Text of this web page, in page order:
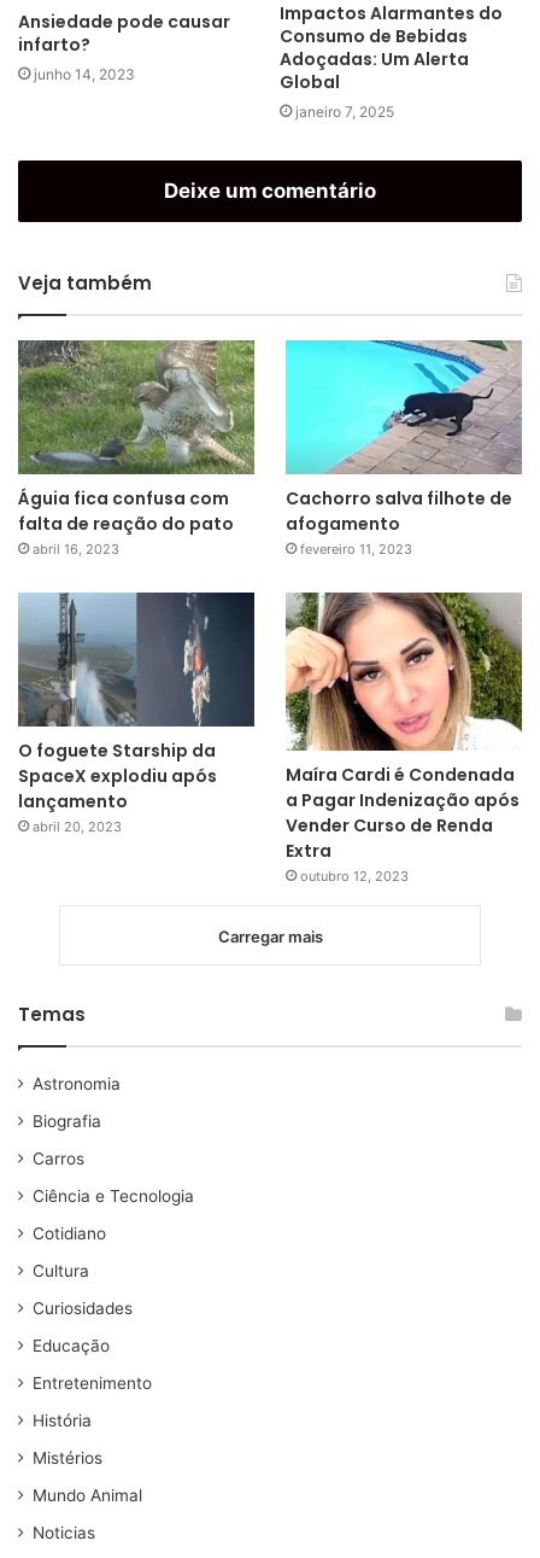
Ansiedade pode causar
infarto?
junho 14, 2023
Impactos Alarmantes do
Consumo de Bebidas
Adoçadas: Um Alerta
Global
janeiro 7, 2025
Deixe um comentário
Veja também
Águia fica confusa com
falta de reação do pato
abril 16, 2023
Cachorro salva filhote de
afogamento
fevereiro 11, 2023
O foguete Starship da
SpaceX explodiu após
lançamento
abril 20, 2023
Maíra Cardi é Condenada
a Pagar Indenização após
Vender Curso de Renda
Extra
outubro 12, 2023
Carregar mais
Temas
Astronomia
Biografia
Carros
Ciência e Tecnologia
Cotidiano
Cultura
Curiosidades
Educação
Entretenimento
História
Mistérios
Mundo Animal
Noticias